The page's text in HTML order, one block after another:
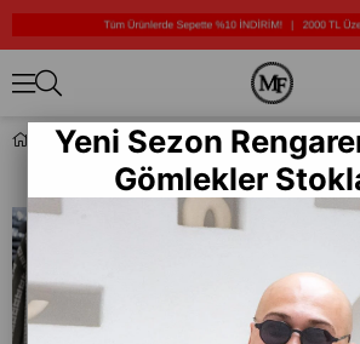
Üç İplik Şardonlu Kargo Eşofman Altı (K-
Yeni Sezon
Gömlekler